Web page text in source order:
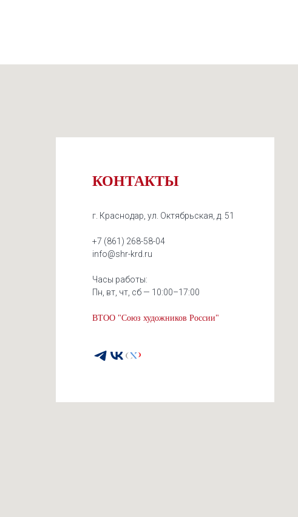
КОНТАКТЫ
г. Краснодар, ул. Октябрьская, д. 51
+7 (861) 268-58-04
info@shr-krd.ru
Часы работы:
Пн, вт, чт, сб — 10:00–17:00
ВТОО "Союз художников России"